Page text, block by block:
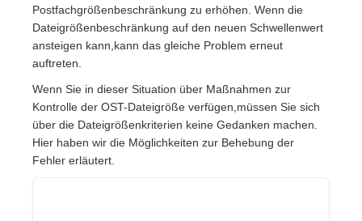
Postfachgrößenbeschränkung zu erhöhen. Wenn die
Dateigrößenbeschränkung auf den neuen Schwellenwert
ansteigen kann,kann das gleiche Problem erneut
auftreten.
Wenn Sie in dieser Situation über Maßnahmen zur
Kontrolle der OST-Dateigröße verfügen,müssen Sie sich
über die Dateigrößenkriterien keine Gedanken machen.
Hier haben wir die Möglichkeiten zur Behebung der
Fehler erläutert.